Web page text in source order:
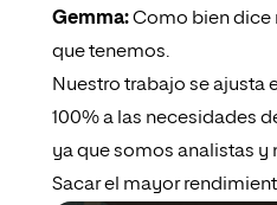
Gemma:Como bien dice
que tenemos.
Nuestro trabajo se ajusta
100% a las necesidades
ya que somos analistas y
Sacar el mayor